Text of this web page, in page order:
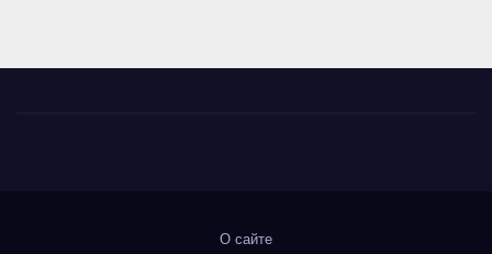
О сайте